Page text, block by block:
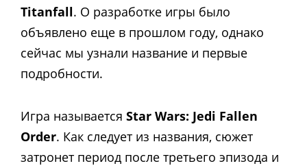
Titanfall. О разработке игры было
объявлено еще в прошлом году, однако
сейчас мы узнали название и первые
подробности.
Игра называется Star Wars: Jedi Fallen
Order. Как следует из названия, сюжет
затронет период после третьего эпизода и